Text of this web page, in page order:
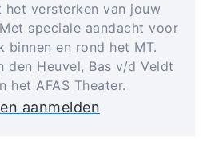
het versterken van jouw
speciale aandacht voor
binnen en rond het MT.
den Heuvel, Bas v/d Veldt
het AFAS Theater.
aanmelden